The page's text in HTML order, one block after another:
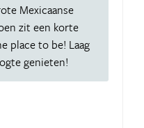
Mexicaanse
zit een korte
place to be! Laag
genieten!